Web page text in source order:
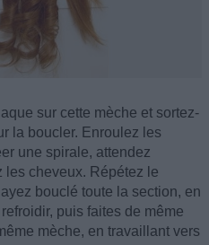
sur cette mèche et sortez-
la boucler. Enroulez les
une spirale, attendez
les cheveux. Répétez le
bouclé toute la section, en
puis faites de même
mèche, en travaillant vers